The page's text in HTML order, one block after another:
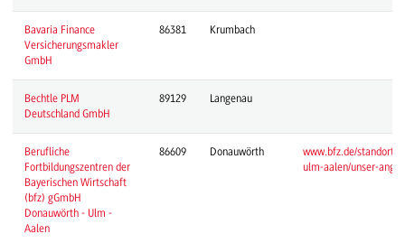
Bavaria Finance
Versicherungsmakler
GmbH
86381 Krumbach
Bechtle PLM
Deutschland GmbH
89129 Langenau
Berufliche
Fortbildungszentren der
Bayerischen Wirtschaft
(bfz) gGmbH
Donauwörth - Ulm -
Aalen
86609 Donauwörth
www.bfz.de/
ulm-aalen/unser-